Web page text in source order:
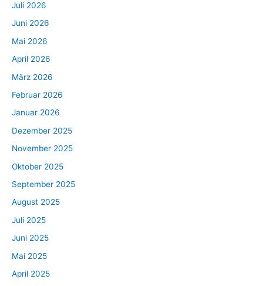
Juli 2026
Juni 2026
Mai 2026
April 2026
März 2026
Februar 2026
Januar 2026
Dezember 2025
November 2025
Oktober 2025
September 2025
August 2025
Juli 2025
Juni 2025
Mai 2025
April 2025